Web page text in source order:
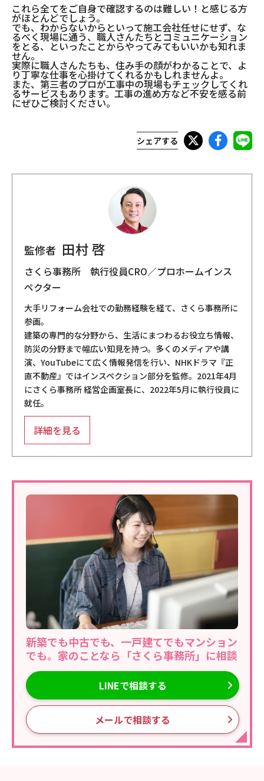
これら全てをご自身で確認するのは難しい！と感じる方
がほとんどでしょう。
でも、わからないからといって施工会社任せにせず、な
るべく現場に通う、職人さんたちとコミュニケーション
をとる、といったことからやってみてもいいかも知れま
せん。
実際に職人さんたちも、住み手の顔がわかることで、よ
り丁寧な仕事を心掛けてくれるかもしれませんよ。
また、第三者のプロが工事中の現場もチェックしてくれ
るサービスもあります。工事の進め方など不安を感る前
にぜひご検討ください。
シェアする
監修者 田村 啓
さくら事務所 執行役員CRO／プロホームインス
ペクター
大手リフォーム会社での勤務経験を経て、さくら事務所に
参画。
建築の専門的な分野から、生活にまつわるお役立ち情報、
防災の分野まで幅広い知見を持つ。多くのメディアや講
演、YouTubeにて広く情報発信を行い、NHKドラマ『正
直不動産』ではインスペクション部分を監修。2021年4月
にさくら事務所 経営企画室長に、2022年5月に執行役員に
就任。
詳細を見る
新築でも中古でも、一戸建てでもマンション
でも。家のことなら「さくら事務所」に相談
LINEで相談する
メールで相談する